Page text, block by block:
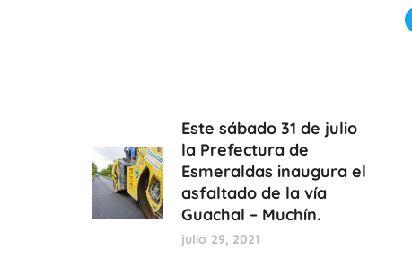
Este sábado 31 de julio
la Prefectura de
Esmeraldas inaugura el
asfaltado de la vía
Guachal – Muchín.
julio 29, 2021